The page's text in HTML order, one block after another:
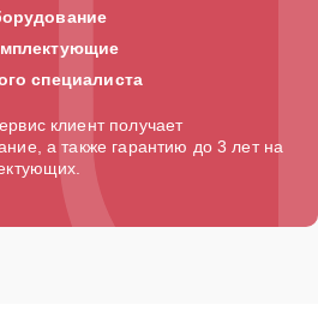
специалиста
клиент получает
а также гарантию до 3 лет на